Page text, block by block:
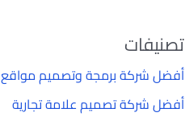
تصنيفات
أفضل شركة برمجة وتصميم مواقع
أفضل شركة تصميم علامة تجارية